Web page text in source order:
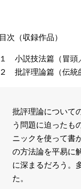
目次（収録作品）
１ 小説技法篇（冒頭
２ 批評理論篇（伝統
批評理論について
う問題に迫ったも
ニックを使って書
の方法論を平易に
に深まるだろう。
た。